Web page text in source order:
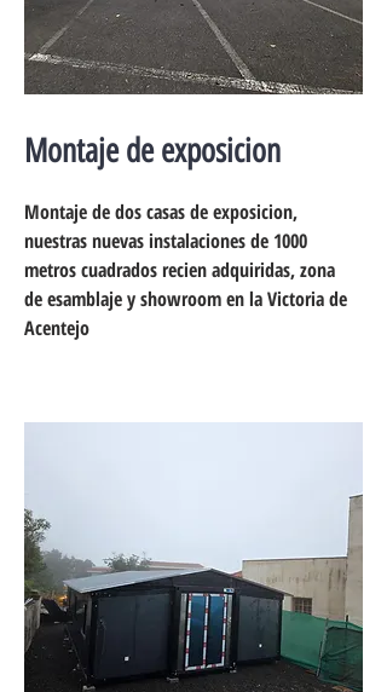
Montaje de exposicion
Montaje de dos casas de exposicion,
nuestras nuevas instalaciones de 1000
metros cuadrados recien adquiridas, zona
de esamblaje y showroom en la Victoria de
Acentejo